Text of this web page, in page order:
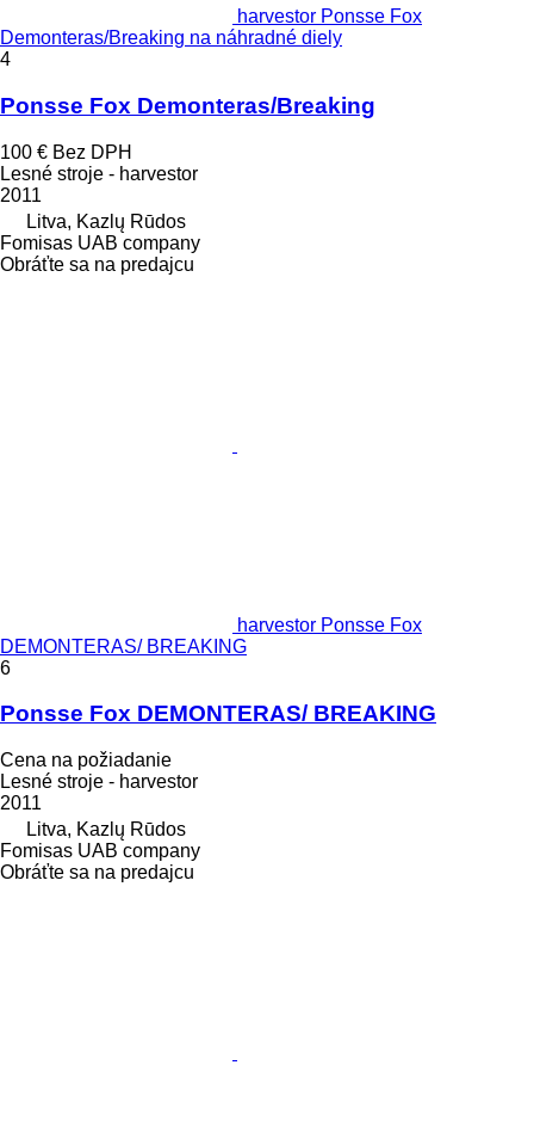
harvestor Ponsse Fox
Demonteras/Breaking na náhradné diely
4
Ponsse Fox Demonteras/Breaking
100 € Bez DPH
Lesné stroje - harvestor
2011
Litva, Kazlų Rūdos
Fomisas UAB company
Obráťte sa na predajcu
harvestor Ponsse Fox
DEMONTERAS/ BREAKING
6
Ponsse Fox DEMONTERAS/ BREAKING
Cena na požiadanie
Lesné stroje - harvestor
2011
Litva, Kazlų Rūdos
Fomisas UAB company
Obráťte sa na predajcu